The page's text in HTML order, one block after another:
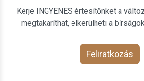
Kérje INGYENES értesítőnket a
megtakaríthat, elkerülheti a
Feliratkozás